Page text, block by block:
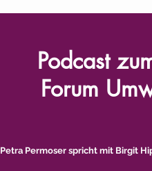
Podcast
Forum
Petra Permoser spricht mit Birgit